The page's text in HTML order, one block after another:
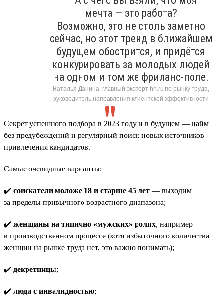
мечта — это работа?
Возможно, это не столь заметно
сейчас, но этот тренд в ближайшем
будущем обострится, и придётся
конкурировать за молодых людей
на одном и том же фриланс-поле.
Наталья Данина, главный эксперт hh.ru по рынку труда,
руководитель направления клиентской эффективности
Секрет успешного подбора в 2023 году и в будущем — найм
без предубеждений и регулярный поиск новых источников
привлечения кандидатов.
Самые очевидные варианты:
✔️ соискатели моложе 18 и старше 45 лет — выходим
за пределы привычного возрастного диапазона;
✔️ женщины на типично «мужских» ролях, например
в производственном процессе (хотя избыточного количества
женщин на рынке труда нет, это важно понимать);
✔️ декретницы;
✔️ люди с инвалидностью;